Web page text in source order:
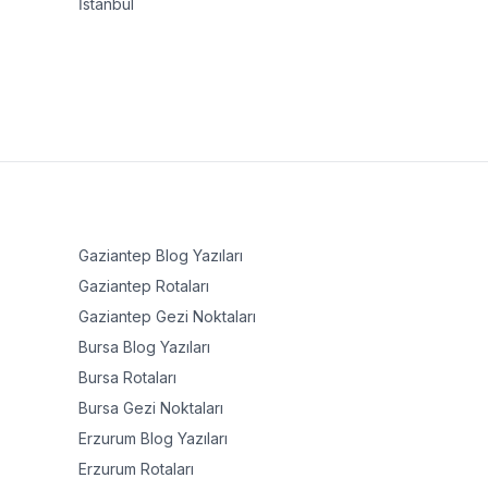
İstanbul
Gaziantep Blog Yazıları
Gaziantep Rotaları
Gaziantep Gezi Noktaları
Bursa Blog Yazıları
Bursa Rotaları
Bursa Gezi Noktaları
Erzurum Blog Yazıları
Erzurum Rotaları